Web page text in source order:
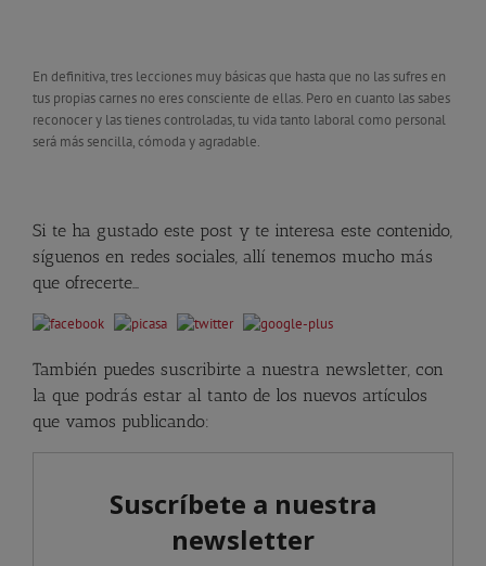
En definitiva, tres lecciones muy básicas que hasta que no las sufres en
tus propias carnes no eres consciente de ellas. Pero en cuanto las sabes
reconocer y las tienes controladas, tu vida tanto laboral como personal
será más sencilla, cómoda y agradable.
Si te ha gustado este post y te interesa este contenido,
síguenos en redes sociales, allí tenemos mucho más
que ofrecerte…
También puedes suscribirte a nuestra newsletter, con
la que podrás estar al tanto de los nuevos artículos
que vamos publicando: